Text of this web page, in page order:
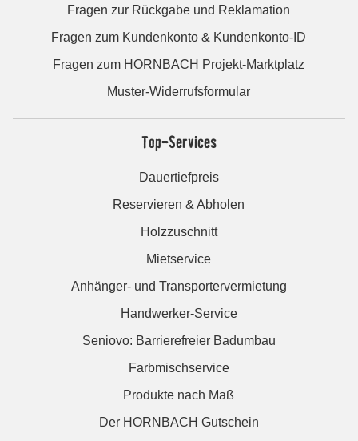
Fragen zur Rückgabe und Reklamation
Fragen zum Kundenkonto & Kundenkonto-ID
Fragen zum HORNBACH Projekt-Marktplatz
Muster-Widerrufsformular
Top-Services
Dauertiefpreis
Reservieren & Abholen
Holzzuschnitt
Mietservice
Anhänger- und Transportervermietung
Handwerker-Service
Seniovo: Barrierefreier Badumbau
Farbmischservice
Produkte nach Maß
Der HORNBACH Gutschein